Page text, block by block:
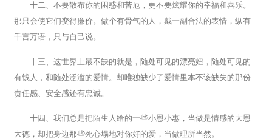
十二、不要散布你的困惑和苦厄，更不要炫耀你的幸福和喜乐。
那只会使它们变得廉价。做个有骨气的人，戴一副合法的表情，纵有
千言万语，只与自己说。
十三、这世界上最不缺的就是，随处可见的漂亮妞，随处可见的
有钱人，和随处泛滥的爱情。却唯独缺少了爱情里本不该缺失的那份
责任感、安全感还有忠诚。
十四、我们总是把陌生人给的一些小恩小惠，当做是情感的大恩
大德，却把身边那些死心塌地对你好的爱，当做理所当然。